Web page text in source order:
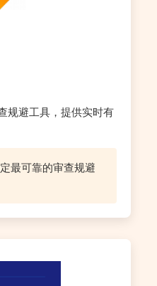
规避工具，提供实时有
最可靠的审查规避